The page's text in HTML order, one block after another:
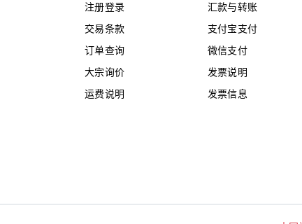
注册登录
交易条款
订单查询
大宗询价
运费说明
汇款与转账
支付宝支付
微信支付
发票说明
发票信息